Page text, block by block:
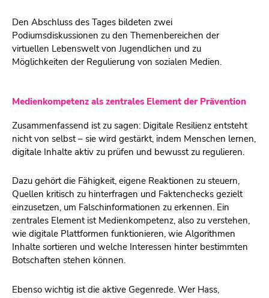
Den Abschluss des Tages bildeten zwei
Podiumsdiskussionen zu den Themenbereichen der
virtuellen Lebenswelt von Jugendlichen und zu
Möglichkeiten der Regulierung von sozialen Medien.
Medienkompetenz als zentrales Element der Prävention
Zusammenfassend ist zu sagen: Digitale Resilienz entsteht
nicht von selbst – sie wird gestärkt, indem Menschen lernen,
digitale Inhalte aktiv zu prüfen und bewusst zu regulieren.
Dazu gehört die Fähigkeit, eigene Reaktionen zu steuern,
Quellen kritisch zu hinterfragen und Faktenchecks gezielt
einzusetzen, um Falschinformationen zu erkennen. Ein
zentrales Element ist Medienkompetenz, also zu verstehen,
wie digitale Plattformen funktionieren, wie Algorithmen
Inhalte sortieren und welche Interessen hinter bestimmten
Botschaften stehen können.
Ebenso wichtig ist die aktive Gegenrede. Wer Hass,